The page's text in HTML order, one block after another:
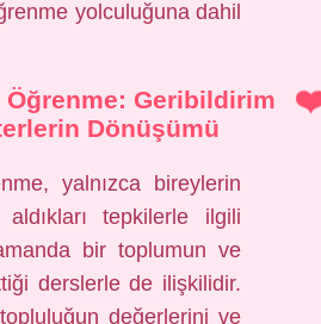
yolculuğuna dahil
Öğrenme: Geribildirim
Dönüşümü
yalnızca bireylerin
aldıkları tepkilerle ilgili
bir toplumun ve
derslerle de ilişkilidir.
değerlerini ve